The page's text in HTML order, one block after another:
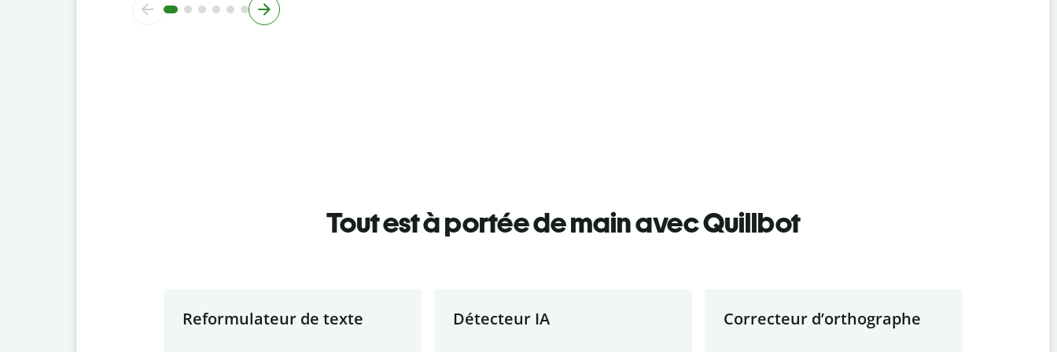
Tout est à portée de main avec Quillbot
Reformulateur de texte Détecteur IA Correcteur d’orthographe